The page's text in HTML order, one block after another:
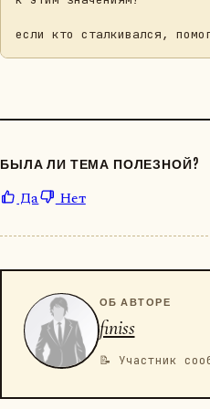
БЫЛА ЛИ ТЕМА ПОЛЕЗНОЙ?
Да Нет
ОБ АВТОРЕ
finiss
📝 Участник